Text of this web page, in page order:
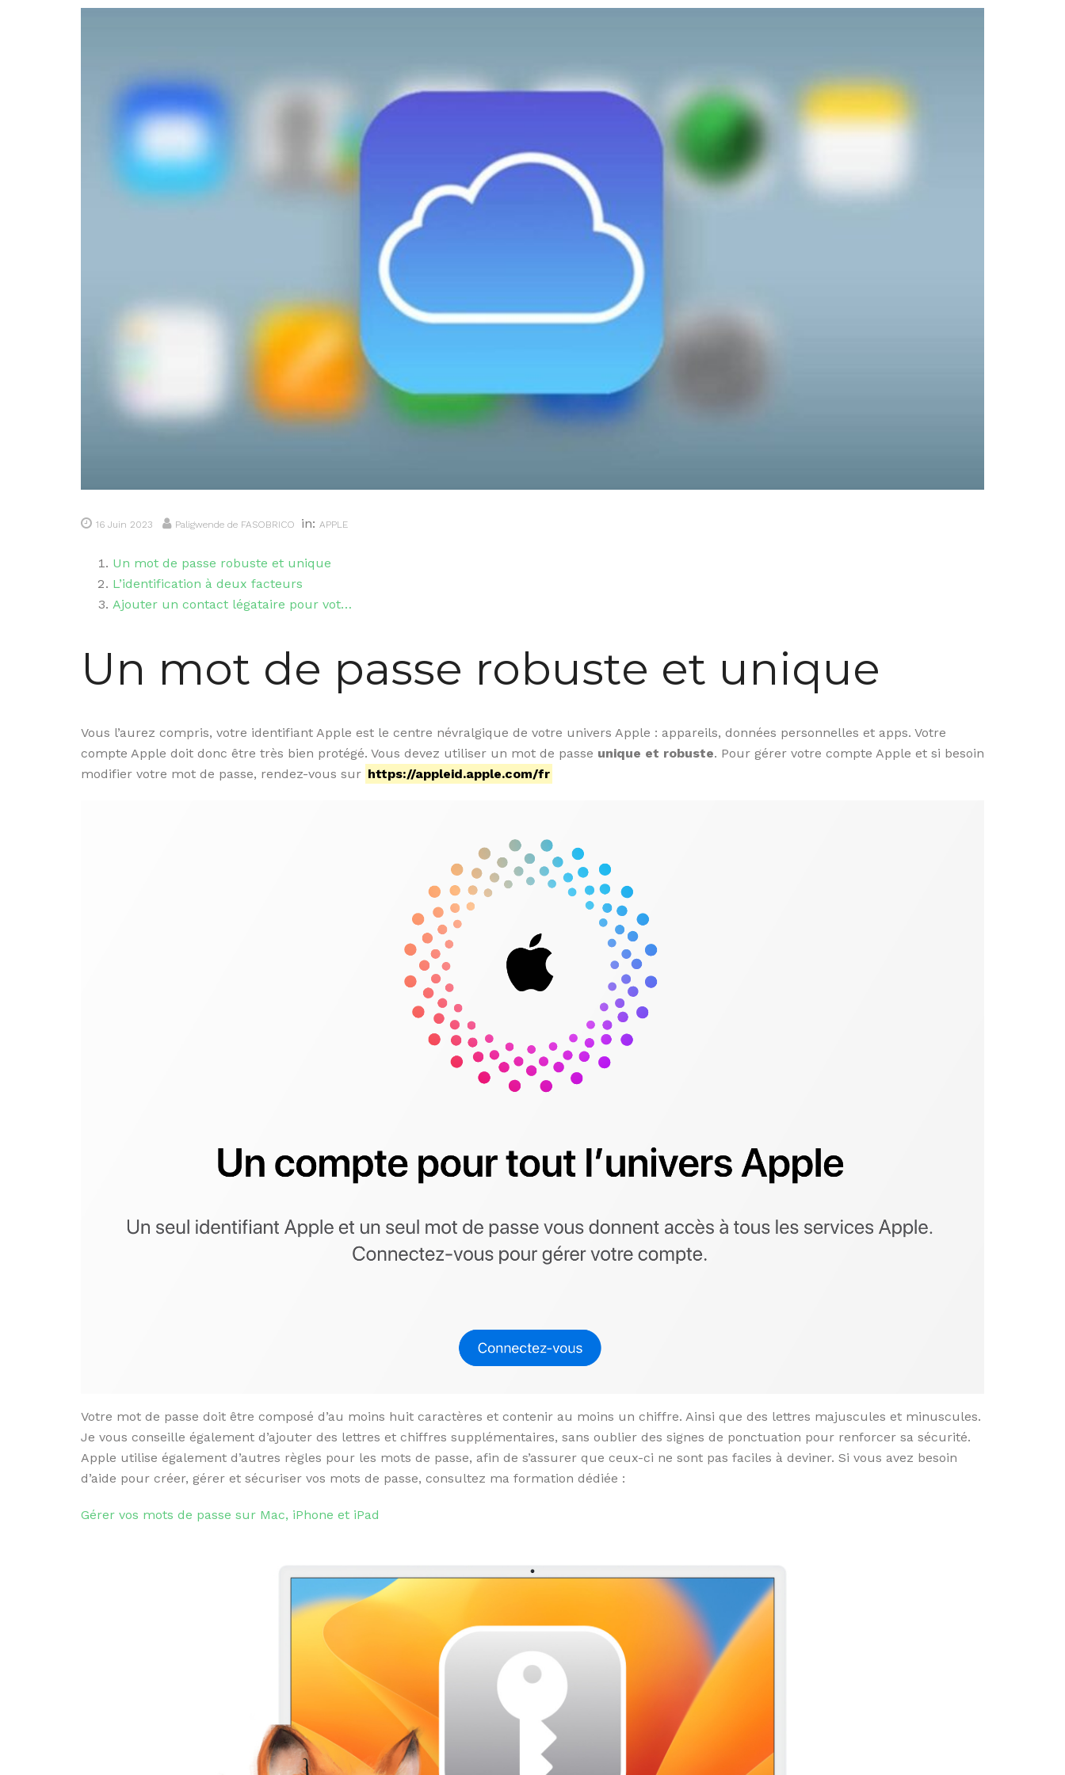
16 Juin 2023 Paligwende de FASOBRICO in: APPLE
Un mot de passe robuste et unique
L’identification à deux facteurs
Ajouter un contact légataire pour vot…
Un mot de passe robuste et unique
Vous l’aurez compris, votre identifiant Apple est le centre névralgique de votre univers Apple : appareils, données personnelles et apps. Votre
compte Apple doit donc être très bien protégé. Vous devez utiliser un mot de passe unique et robuste. Pour gérer votre compte Apple et si besoin
modifier votre mot de passe, rendez-vous sur https://appleid.apple.com/fr
Votre mot de passe doit être composé d’au moins huit caractères et contenir au moins un chiffre. Ainsi que des lettres majuscules et minuscules.
Je vous conseille également d’ajouter des lettres et chiffres supplémentaires, sans oublier des signes de ponctuation pour renforcer sa sécurité.
Apple utilise également d’autres règles pour les mots de passe, afin de s’assurer que ceux-ci ne sont pas faciles à deviner. Si vous avez besoin
d’aide pour créer, gérer et sécuriser vos mots de passe, consultez ma formation dédiée :
Gérer vos mots de passe sur Mac, iPhone et iPad